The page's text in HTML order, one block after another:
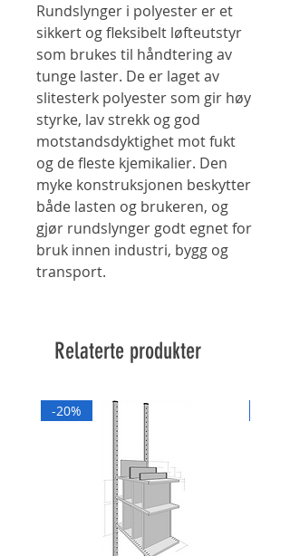
Rundslynger i polyester er et
sikkert og fleksibelt løfteutstyr
som brukes til håndtering av
tunge laster. De er laget av
slitesterk polyester som gir høy
styrke, lav strekk og god
motstandsdyktighet mot fukt
og de fleste kjemikalier. Den
myke konstruksjonen beskytter
både lasten og brukeren, og
gjør rundslynger godt egnet for
bruk innen industri, bygg og
transport.
Relaterte produkter
-20%